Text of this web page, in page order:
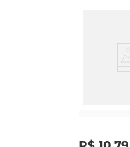
elaborada oferece uma